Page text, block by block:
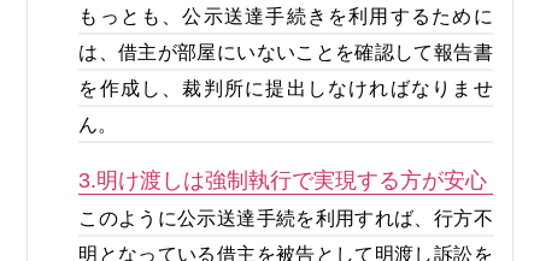
もっとも、公示送達手続きを利用するために
は、借主が部屋にいないことを確認して報告書
を作成し、裁判所に提出しなければなりませ
ん。
3.明け渡しは強制執行で実現する方が安心
このように公示送達手続を利用すれば、行方不
明となっている借主を被告として明渡し訴訟を